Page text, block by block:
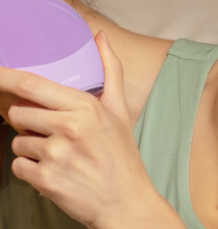
Perfil de usuário
Meus aparelhos
Meus pedidos
Meus endereços
As minhas subscrições
Elixir
Set
Español
Português
Русский
繁體中文